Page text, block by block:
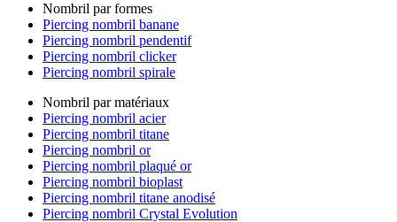
Nombril par formes
Piercing nombril banane
Piercing nombril pendentif
Piercing nombril clicker
Piercing nombril spirale
Nombril par matériaux
Piercing nombril acier
Piercing nombril titane
Piercing nombril or
Piercing nombril plaqué or
Piercing nombril bioplast
Piercing nombril titane anodisé
Piercing nombril Crystal Evolution